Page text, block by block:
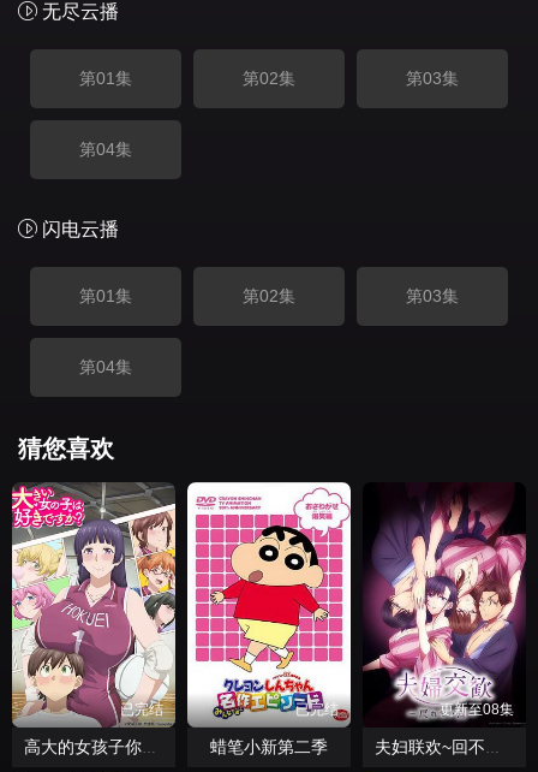
无尽云播
第01集 第02集 第03集
第04集
闪电云播
第01集 第02集 第03集
第04集
猜您喜欢
已完结
高大的女孩子你喜欢吗？
已完结
蜡笔小新第二季
更新至08集
夫妇联欢~回不去的夜晚~